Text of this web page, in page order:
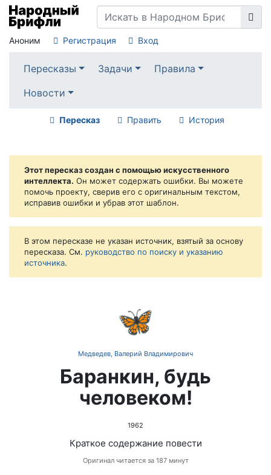
Аноним Регистрация Вход
Пересказы Задачи
Правила
Новости
Пересказ Править История
Этот пересказ создан с помощью искусственного
интеллекта. Он может содержать ошибки. Вы можете
помочь проекту, сверив его с оригинальным текстом,
исправив ошибки и убрав этот шаблон.
В этом пересказе не указан источник, взятый за основу
пересказа. См. руководство по поиску и указанию
источника.
🦋
Медведев, Валерий Владимирович
Баранкин, будь
человеком!
1962
Краткое содержание повести
Оригинал читается за 187 минут